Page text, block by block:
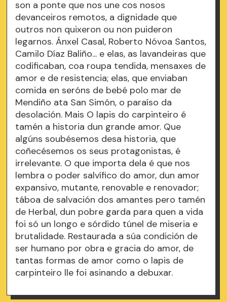
son a ponte que nos une cos nosos
devanceiros remotos, a dignidade que
outros non quixeron ou non puideron
legarnos. Ánxel Casal, Roberto Nóvoa Santos,
Camilo Díaz Baliño... e elas, as lavandeiras que
codificaban, coa roupa tendida, mensaxes de
amor e de resistencia; elas, que enviaban
comida en seróns de bebé polo mar de
Mendiño ata San Simón, o paraíso da
desolación. Mais O lapis do carpinteiro é
tamén a historia dun grande amor. Que
algúns soubésemos desa historia, que
coñecésemos os seus protagonistas, é
irrelevante. O que importa dela é que nos
lembra o poder salvífico do amor, dun amor
expansivo, mutante, renovable e renovador;
táboa de salvación dos amantes pero tamén
de Herbal, dun pobre garda para quen a vida
foi só un longo e sórdido túnel de miseria e
brutalidade. Restaurada a súa condición de
ser humano por obra e gracia do amor, de
tantas formas de amor como o lapis de
carpinteiro lle foi asinando a debuxar.